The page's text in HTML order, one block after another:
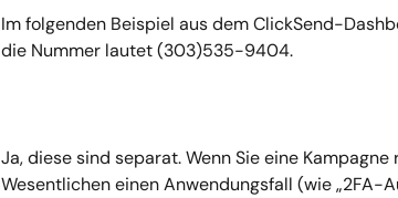
Im folgenden Beispiel aus dem ClickSend-
die Nummer lautet (303)535-9404.
Ja, diese sind separat. Wenn Sie eine
Wesentlichen einen Anwendungsfall (wie „2FA-